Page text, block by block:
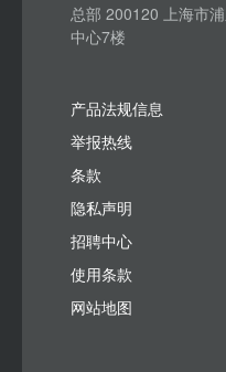
总部 200120 上海市
中心7楼
产品法规信息
举报热线
条款
隐私声明
招聘中心
使用条款
网站地图